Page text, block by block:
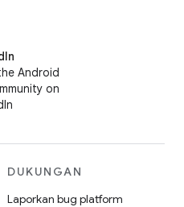
Android
on
DUKUNGAN
Laporkan bug platform